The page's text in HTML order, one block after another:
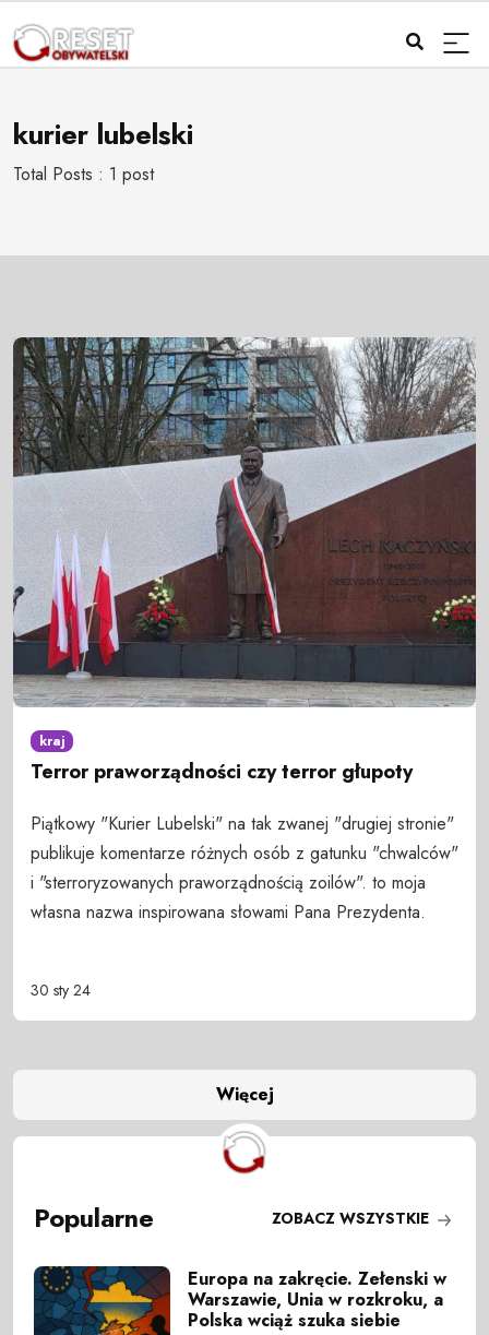
kurier lubelski
Total Posts : 1 post
kraj
Terror praworządności czy terror głupoty
Piątkowy "Kurier Lubelski" na tak zwanej "drugiej stronie"
publikuje komentarze różnych osób z gatunku "chwalców"
i "sterroryzowanych praworządnością zoilów". to moja
własna nazwa inspirowana słowami Pana Prezydenta.
30 sty 24
Więcej
Popularne ZOBACZ WSZYSTKIE
Europa na zakręcie. Zełenski w
Warszawie, Unia w rozkroku, a
Polska wciąż szuka siebie